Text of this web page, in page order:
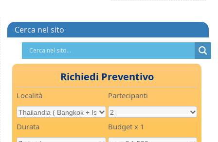
Cerca nel sito
Richiedi Preventivo
Località Partecipanti
Durata Budget x 1